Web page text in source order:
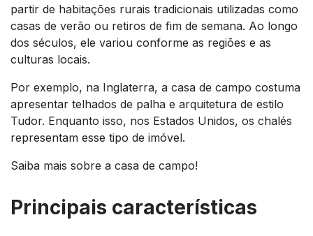
partir de habitações rurais tradicionais utilizadas como
casas de verão ou retiros de fim de semana. Ao longo
dos séculos, ele variou conforme as regiões e as
culturas locais.
Por exemplo, na Inglaterra, a casa de campo costuma
apresentar telhados de palha e arquitetura de estilo
Tudor. Enquanto isso, nos Estados Unidos, os chalés
representam esse tipo de imóvel.
Saiba mais sobre a casa de campo!
Principais características